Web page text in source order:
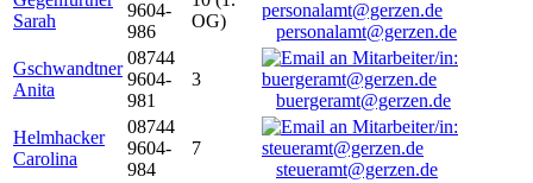
Sarah
9604-
986
OG)
personalamt@gerzen.de
Gschwandtner
Anita
08744
9604-
981
3
buergeramt@gerzen.de
Helmhacker
Carolina
08744
9604-
984
7
steueramt@gerzen.de